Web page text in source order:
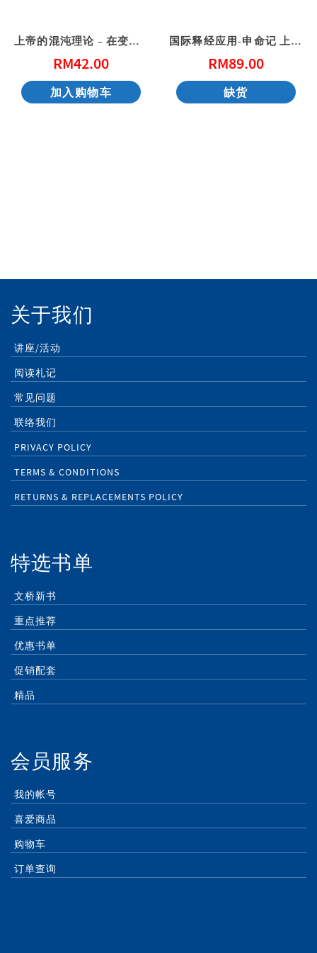
上帝的混沌理论 – 在变动中赐予新生命
RM42.00
加入购物车
国际释经应用-申命记 上（简体）
RM89.00
缺货
关于我们
讲座/活动
阅读札记
常见问题
联络我们
PRIVACY POLICY
TERMS & CONDITIONS
RETURNS & REPLACEMENTS POLICY
特选书单
文桥新书
重点推荐
优惠书单
促销配套
精品
会员服务
我的帐号
喜爱商品
购物车
订单查询